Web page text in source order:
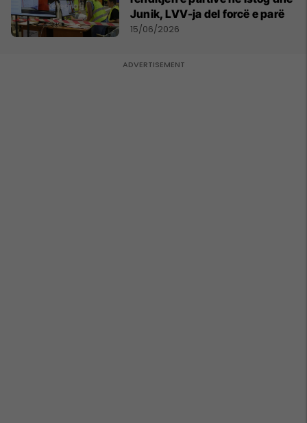
Junik, LVV-ja del forcë e parë
15/06/2026